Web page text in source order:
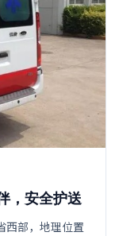
，安全护送
西部，地理位置